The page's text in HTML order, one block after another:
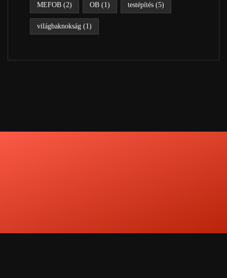
MEFOB (2) OB (1) testépítés (5)
világbaknokság (1)